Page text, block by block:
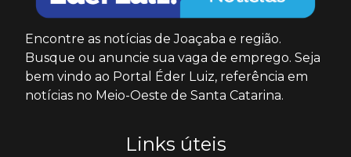
Encontre as notícias de Joaçaba e região.
Busque ou anuncie sua vaga de emprego. Seja
bem vindo ao Portal Éder Luiz, referência em
notícias no Meio-Oeste de Santa Catarina.
Links úteis